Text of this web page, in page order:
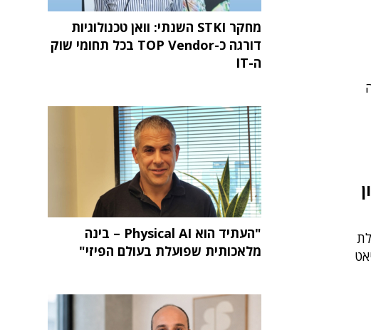
מחקר STKI השנתי: וואן טכנולוגיות
דורגה כ-TOP Vendor בכל תחומי שוק
ה-IT
"העתיד הוא Physical AI – בינה
מלאכותית שפועלת בעולם הפיזי"